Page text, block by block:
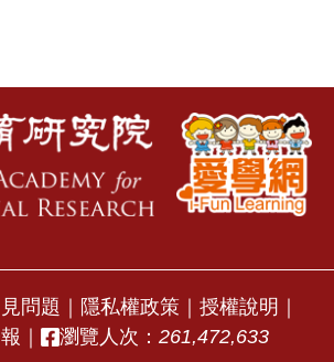
問題 隱私權政策 授權說明
瀏覽人次： 261,472,633